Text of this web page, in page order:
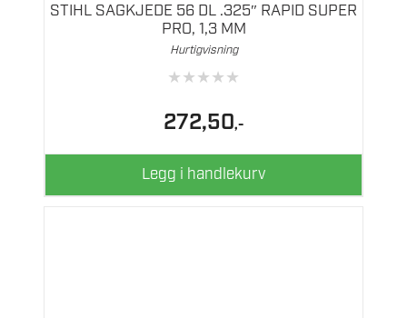
STIHL SAGKJEDE 56 DL .325″ RAPID SUPER
PRO, 1,3 MM
Hurtigvisning
★★★★★
272,50,-
Legg i handlekurv